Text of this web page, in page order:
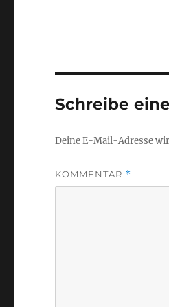
Schreibe
Deine E-Mail-Adresse
KOMMENTAR *